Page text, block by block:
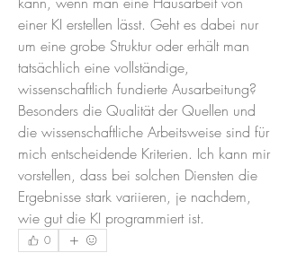
einer KI erstellen lässt. Geht es dabei nur
um eine grobe Struktur oder erhält man
tatsächlich eine vollständige,
wissenschaftlich fundierte Ausarbeitung?
Besonders die Qualität der Quellen und
die wissenschaftliche Arbeitsweise sind für
mich entscheidende Kriterien. Ich kann mir
vorstellen, dass bei solchen Diensten die
Ergebnisse stark variieren, je nachdem,
wie gut die KI programmiert ist.
0